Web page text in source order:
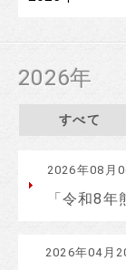
2026年
すべて
2026年08月
「令和8
2026年04月